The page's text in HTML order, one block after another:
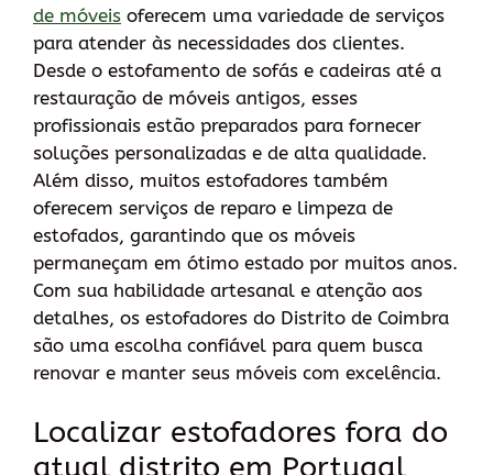
de móveis oferecem uma variedade de serviços
para atender às necessidades dos clientes.
Desde o estofamento de sofás e cadeiras até a
restauração de móveis antigos, esses
profissionais estão preparados para fornecer
soluções personalizadas e de alta qualidade.
Além disso, muitos estofadores também
oferecem serviços de reparo e limpeza de
estofados, garantindo que os móveis
permaneçam em ótimo estado por muitos anos.
Com sua habilidade artesanal e atenção aos
detalhes, os estofadores do Distrito de Coimbra
são uma escolha confiável para quem busca
renovar e manter seus móveis com excelência.
Localizar estofadores fora do
atual distrito em Portugal